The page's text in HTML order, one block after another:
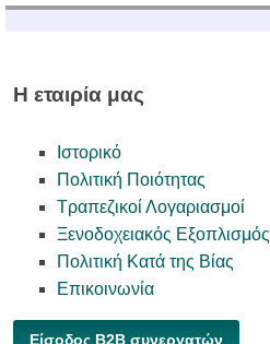
Η εταιρία μας
Ιστορικό
Πολιτική Ποιότητας
Τραπεζικοί Λογαριασμοί
Ξενοδοχειακός Εξοπλισμός
Πολιτική Κατά της Βίας
Επικοινωνία
Είσοδος B2B συνεργατών